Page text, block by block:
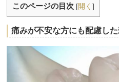
このページの目次 [開く]
痛みが不安な方にも配慮し